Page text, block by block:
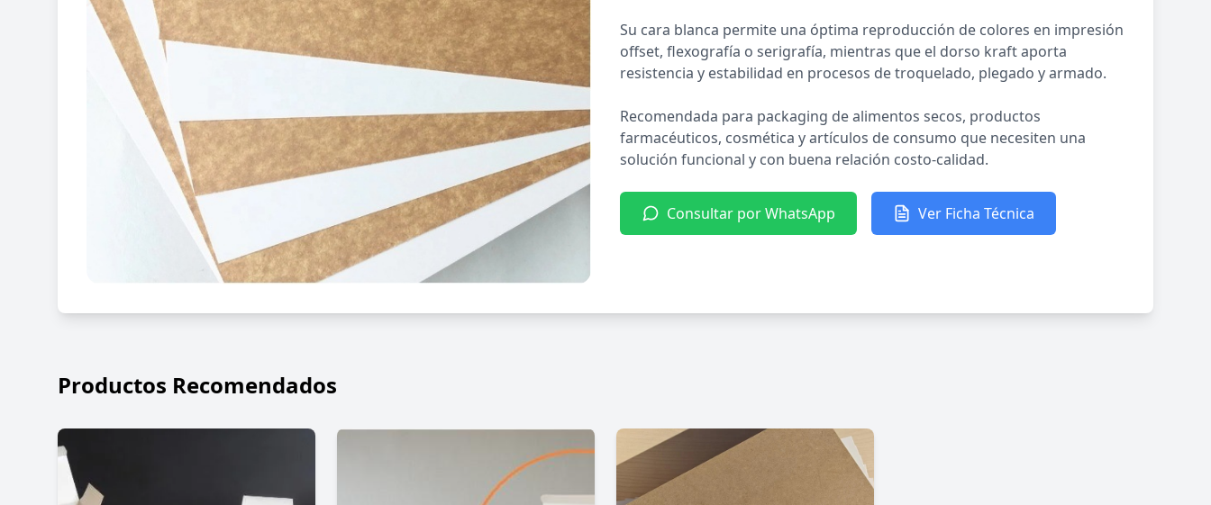
Su cara blanca permite una óptima reproducción de colores en impresión
offset, flexografía o serigrafía, mientras que el dorso kraft aporta
resistencia y estabilidad en procesos de troquelado, plegado y armado.
Recomendada para packaging de alimentos secos, productos
farmacéuticos, cosmética y artículos de consumo que necesiten una
solución funcional y con buena relación costo-calidad.
Consultar por WhatsApp Ver Ficha Técnica
Productos Recomendados